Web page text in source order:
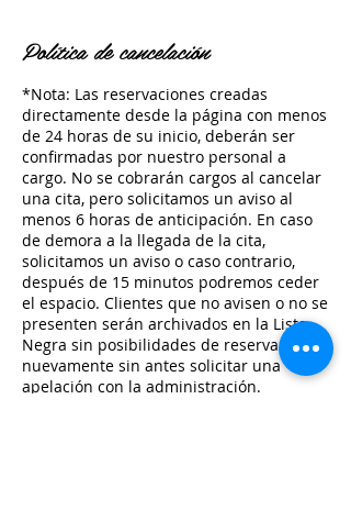
Política de cancelación
*Nota: Las reservaciones creadas
directamente desde la página con menos
de 24 horas de su inicio, deberán ser
confirmadas por nuestro personal a
cargo. No se cobrarán cargos al cancelar
una cita, pero solicitamos un aviso al
menos 6 horas de anticipación. En caso
de demora a la llegada de la cita,
solicitamos un aviso o caso contrario,
después de 15 minutos podremos ceder
el espacio. Clientes que no avisen o no se
presenten serán archivados en la Lista
Negra sin posibilidades de reservar
nuevamente sin antes solicitar una
apelación con la administración.